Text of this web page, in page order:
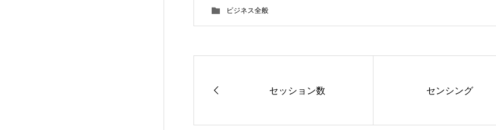
ビジネス全般
セッション数 センシング